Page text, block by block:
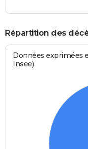
Répartition des
Données exprimées
Insee)